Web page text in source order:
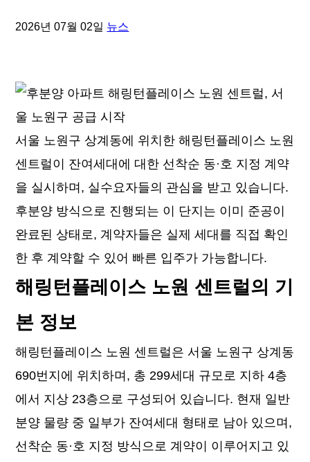
2026년 07월 02일 뉴스
서울 노원구 상계동에 위치한 해링턴플레이스 노원
센트럴이 잔여세대에 대한 선착순 동·호 지정 계약
을 실시하며, 실수요자들의 관심을 받고 있습니다.
후분양 방식으로 진행되는 이 단지는 이미 준공이
완료된 상태로, 계약자들은 실제 세대를 직접 확인
한 후 계약할 수 있어 빠른 입주가 가능합니다.
해링턴플레이스 노원 센트럴의 기
본 정보
해링턴플레이스 노원 센트럴은 서울 노원구 상계동
690번지에 위치하며, 총 299세대 규모로 지하 4층
에서 지상 23층으로 구성되어 있습니다. 현재 일반
분양 물량 중 일부가 잔여세대 형태로 남아 있으며,
선착순 동·호 지정 방식으로 계약이 이루어지고 있